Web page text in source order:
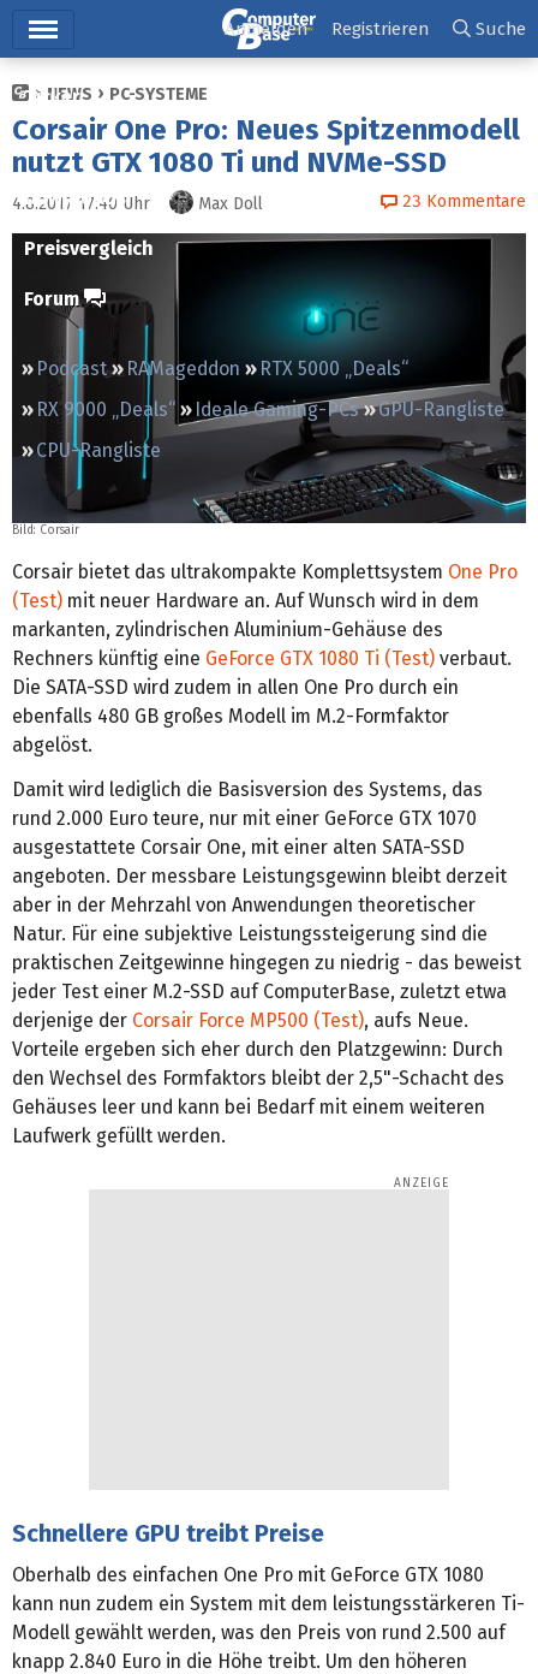
Ticker
Tests
Downloads
Preisvergleich
Forum
Podcast RAMageddon
RTX 5000 „Deals“
RX 9000 „Deals“
Ideale Gaming-PCs
GPU-Rangliste
CPU-Rangliste
Anmelden Registrieren Suche
NEWS PC-SYSTEME
Corsair One Pro: Neues Spitzenmodell
nutzt GTX 1080 Ti und NVMe-SSD
4.8.2017 17:40 Uhr Max Doll 23 Kommentare
Bild: Corsair
Corsair bietet das ultrakompakte Komplettsystem One Pro
(Test) mit neuer Hardware an. Auf Wunsch wird in dem
markanten, zylindrischen Aluminium-Gehäuse des
Rechners künftig eine GeForce GTX 1080 Ti (Test) verbaut.
Die SATA-SSD wird zudem in allen One Pro durch ein
ebenfalls 480 GB großes Modell im M.2-Formfaktor
abgelöst.
Damit wird lediglich die Basisversion des Systems, das
rund 2.000 Euro teure, nur mit einer GeForce GTX 1070
ausgestattete Corsair One, mit einer alten SATA-SSD
angeboten. Der messbare Leistungsgewinn bleibt derzeit
aber in der Mehrzahl von Anwendungen theoretischer
Natur. Für eine subjektive Leistungssteigerung sind die
praktischen Zeitgewinne hingegen zu niedrig - das beweist
jeder Test einer M.2-SSD auf ComputerBase, zuletzt etwa
derjenige der Corsair Force MP500 (Test), aufs Neue.
Vorteile ergeben sich eher durch den Platzgewinn: Durch
den Wechsel des Formfaktors bleibt der 2,5"-Schacht des
Gehäuses leer und kann bei Bedarf mit einem weiteren
Laufwerk gefüllt werden.
Schnellere GPU treibt Preise
Oberhalb des einfachen One Pro mit GeForce GTX 1080
kann nun zudem ein System mit dem leistungsstärkeren Ti-
Modell gewählt werden, was den Preis von rund 2.500 auf
knapp 2.840 Euro in die Höhe treibt. Um den höheren